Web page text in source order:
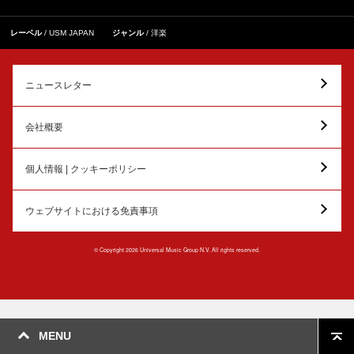
MENU
レーベル USM JAPAN ジャンル 洋楽
ニュースレター
会社概要
個人情報 | クッキーポリシー
ウェブサイトにおける免責事項
© Copyright 2026 Universal Music Group N.V. All rights reserved.